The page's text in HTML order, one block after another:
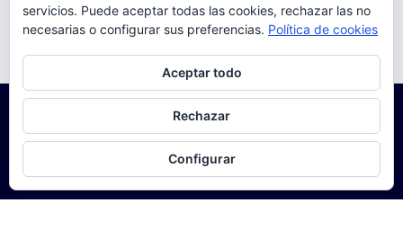
torrent al dia Ago 5, 2026
servicios. Puede aceptar todas las cookies, rechazar las no
necesarias o configurar sus preferencias. Política de cookies
Aceptar todo
Rechazar
Configurar
Para obtener más información, incluido cómo gestionar las cookies,